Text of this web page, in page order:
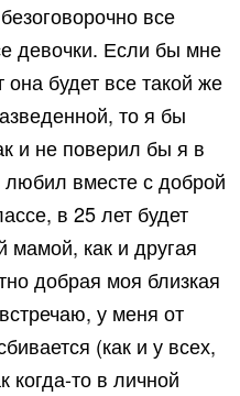
все
девочки. Если бы мне
она будет все такой же
то я бы
и не поверил бы я в
любил вместе с доброй
в 25 лет будет
мамой, как и другая
добрая моя близкая
у меня от
(как и у всех,
когда-то в личной